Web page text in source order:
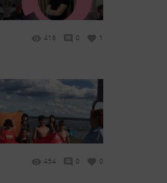
416 0 1
454 0 0